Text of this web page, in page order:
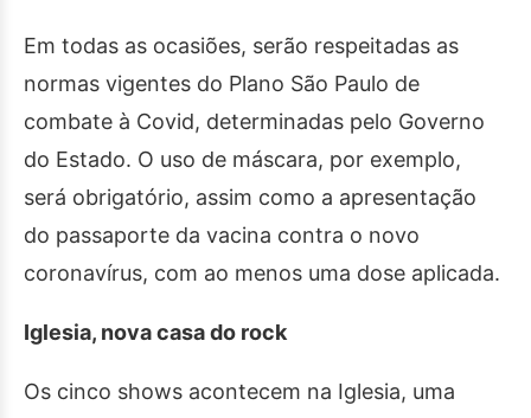
Em todas as ocasiões, serão respeitadas as
normas vigentes do Plano São Paulo de
combate à Covid, determinadas pelo Governo
do Estado. O uso de máscara, por exemplo,
será obrigatório, assim como a apresentação
do passaporte da vacina contra o novo
coronavírus, com ao menos uma dose aplicada.
Iglesia, nova casa do rock
Os cinco shows acontecem na Iglesia, uma